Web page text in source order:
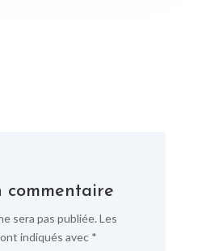
commentaire
sera pas publiée.Les
indiqués avec *